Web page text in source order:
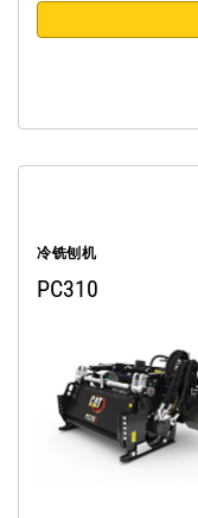
冷铣刨机
PC310